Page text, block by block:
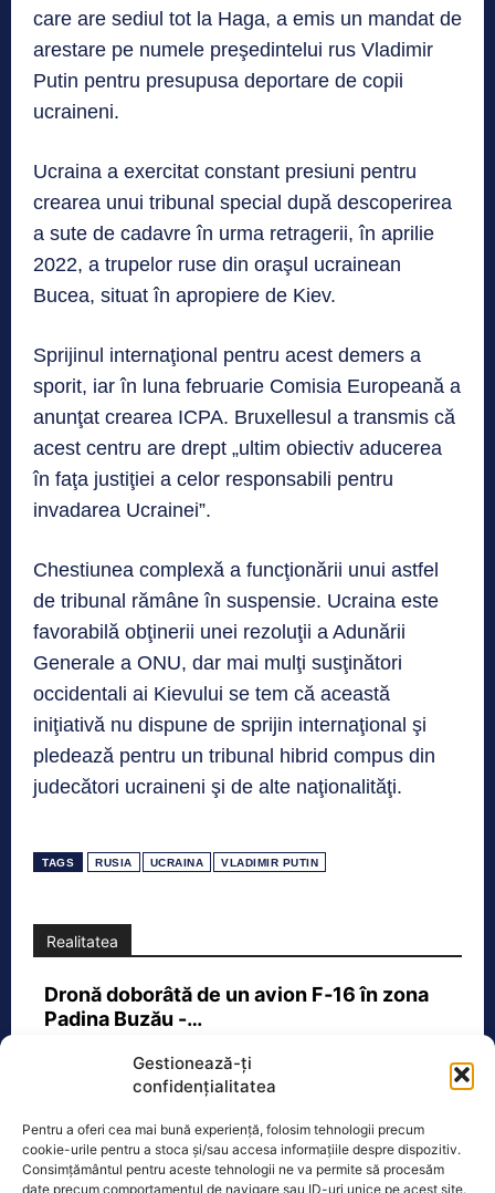
Gestionează-ți
confidențialitatea
Pentru a oferi cea mai bună experiență, folosim tehnologii precum
cookie-urile pentru a stoca și/sau accesa informațiile despre dispozitiv.
Consimțământul pentru aceste tehnologii ne va permite să procesăm
date precum comportamentul de navigare sau ID-uri unice pe acest site.
care are sediul tot la Haga, a emis un mandat de
arestare pe numele preşedintelui rus Vladimir
Putin pentru presupusa deportare de copii
ucraineni.
Ucraina a exercitat constant presiuni pentru
crearea unui tribunal special după descoperirea
a sute de cadavre în urma retragerii, în aprilie
2022, a trupelor ruse din oraşul ucrainean
Bucea, situat în apropiere de Kiev.
Sprijinul internaţional pentru acest demers a
sporit, iar în luna februarie Comisia Europeană a
anunţat crearea ICPA. Bruxellesul a transmis că
acest centru are drept „ultim obiectiv aducerea
în faţa justiţiei a celor responsabili pentru
invadarea Ucrainei”.
Chestiunea complexă a funcţionării unui astfel
de tribunal rămâne în suspensie. Ucraina este
favorabilă obţinerii unei rezoluţii a Adunării
Generale a ONU, dar mai mulţi susţinători
occidentali ai Kievului se tem că această
iniţiativă nu dispune de sprijin internaţional şi
pledează pentru un tribunal hibrid compus din
judecători ucraineni şi de alte naţionalităţi.
TAGS RUSIA UCRAINA VLADIMIR PUTIN
Realitatea
Dronă doborâtă de un avion F‑16 în zona
Padina Buzău -…
F‑16 al Forțelor Aeriene Române, în zona Padina, în
Ecopolitic